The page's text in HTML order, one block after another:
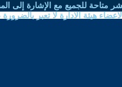
متاحة للجميع مع الإشارة إلى
هيئة الادارة لا تعبر